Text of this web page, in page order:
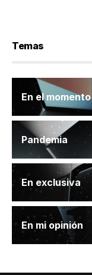
Temas
En el momento
Pandemia
En exclusiva
En mi opinión